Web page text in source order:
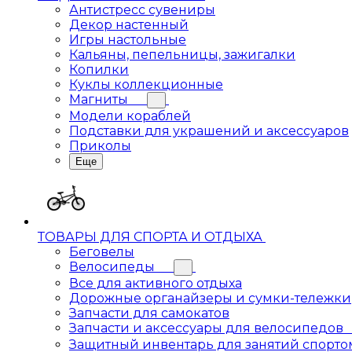
Антистресс сувениры
Декор настенный
Игры настольные
Кальяны, пепельницы, зажигалки
Копилки
Куклы коллекционные
Магниты
Модели кораблей
Подставки для украшений и аксессуаров
Приколы
Еще
ТОВАРЫ ДЛЯ СПОРТА И ОТДЫХА
Беговелы
Велосипеды
Все для активного отдыха
Дорожные органайзеры и сумки-тележки
Запчасти для самокатов
Запчасти и аксессуары для велосипедов
Защитный инвентарь для занятий